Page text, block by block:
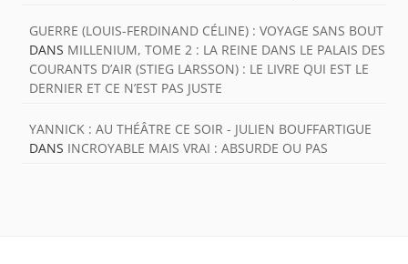
GUERRE (LOUIS-FERDINAND CÉLINE) : VOYAGE SANS BOUT
DANS MILLENIUM, TOME 2 : LA REINE DANS LE PALAIS DES
COURANTS D’AIR (STIEG LARSSON) : LE LIVRE QUI EST LE
DERNIER ET CE N’EST PAS JUSTE
YANNICK : AU THÉÂTRE CE SOIR - JULIEN BOUFFARTIGUE
DANS INCROYABLE MAIS VRAI : ABSURDE OU PAS